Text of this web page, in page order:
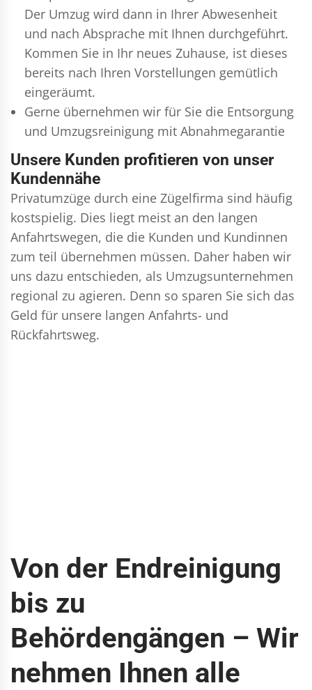
Der Umzug wird dann in Ihrer Abwesenheit
und nach Absprache mit Ihnen durchgeführt.
Kommen Sie in Ihr neues Zuhause, ist dieses
bereits nach Ihren Vorstellungen gemütlich
eingeräumt.
Gerne übernehmen wir für Sie die Entsorgung
und Umzugsreinigung mit Abnahmegarantie
Unsere Kunden profitieren von unser
Kundennähe
Privatumzüge durch eine Zügelfirma sind häufig
kostspielig. Dies liegt meist an den langen
Anfahrtswegen, die die Kunden und Kundinnen
zum teil übernehmen müssen. Daher haben wir
uns dazu entschieden, als Umzugsunternehmen
regional zu agieren. Denn so sparen Sie sich das
Geld für unsere langen Anfahrts- und
Rückfahrtsweg.
Von der Endreinigung
bis zu
Behördengängen – Wir
nehmen Ihnen alle